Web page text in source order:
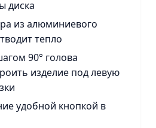
диска
из алюминиевого
тепло
90° голова
изделие под левую
удобной кнопкой в